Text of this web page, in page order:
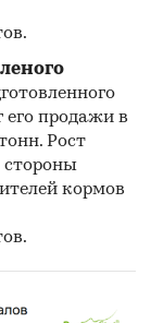
его продажи в
Рост
стороны
кормов